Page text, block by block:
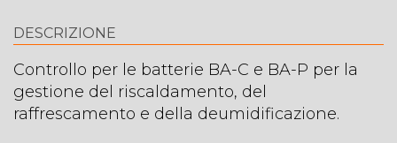
DESCRIZIONE
Controllo per le batterie BA-C e BA-P per la
gestione del riscaldamento, del
raffrescamento e della deumidificazione.